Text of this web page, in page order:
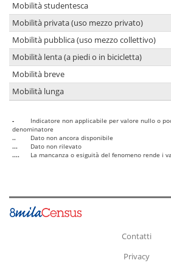
Mobilità studentesca
Mobilità privata (uso mezzo privato)
Mobilità pubblica (uso mezzo collettivo)
Mobilità lenta (a piedi o in bicicletta)
Mobilità breve
Mobilità lunga
-
Indicatore non applicabile per valore nullo o
denominatore
..
Dato non ancora disponibile
...
Dato non rilevato
....
La mancanza o esiguità del fenomeno rende i
Contatti
Privacy